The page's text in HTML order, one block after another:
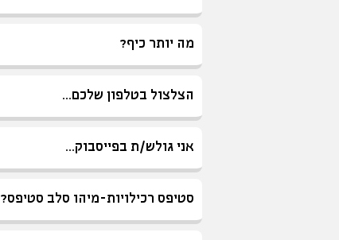
מה יותר כיף?
הצלצול בטלפון שלכם...
אני גולש/ת בפייסבוק...
סטיפס רכילויות-מיהו סלב סטיפס?